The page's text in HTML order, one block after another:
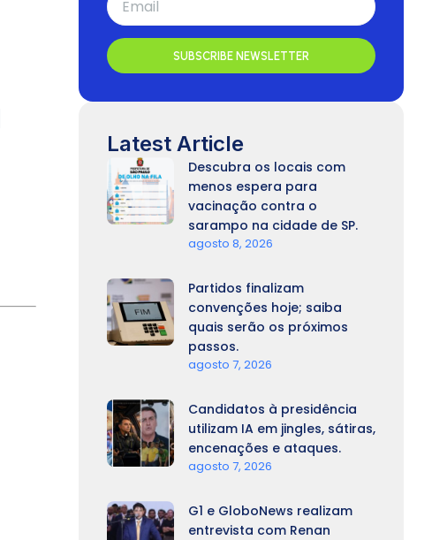
SUBSCRIBE NEWSLETTER
Latest Article
Descubra os locais com
menos espera para
vacinação contra o
sarampo na cidade de SP.
agosto 8, 2026
Partidos finalizam
convenções hoje; saiba
quais serão os próximos
passos.
agosto 7, 2026
Candidatos à presidência
utilizam IA em jingles, sátiras,
encenações e ataques.
agosto 7, 2026
G1 e GloboNews realizam
entrevista com Renan